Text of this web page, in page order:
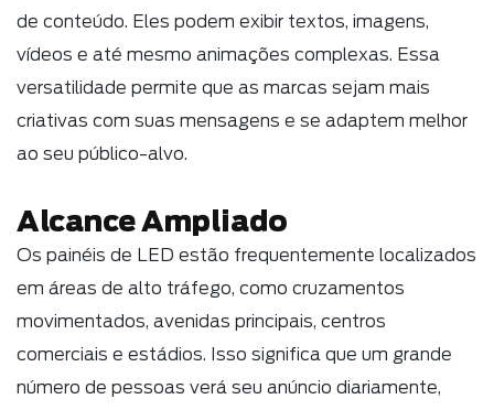
de conteúdo. Eles podem exibir textos, imagens,
vídeos e até mesmo animações complexas. Essa
versatilidade permite que as marcas sejam mais
criativas com suas mensagens e se adaptem melhor
ao seu público-alvo.
Alcance Ampliado
Os painéis de LED estão frequentemente localizados
em áreas de alto tráfego, como cruzamentos
movimentados, avenidas principais, centros
comerciais e estádios. Isso significa que um grande
número de pessoas verá seu anúncio diariamente,